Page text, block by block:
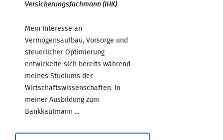
Versicherungsfachmann (IHK)
Mein Interesse an
Vermögensaufbau, Vorsorge und
steuerlicher Optimierung
entwickelte sich bereits während
meines Studiums der
Wirtschaftswissenschaften. In
meiner Ausbildung zum
Bankkaufmann ...